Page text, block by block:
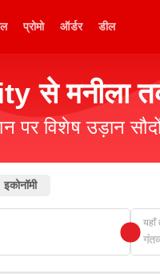
प्रोमो ऑर्डर डील
से मनीला
पर विशेष उड़ान
इकोनॉमी